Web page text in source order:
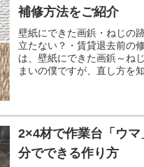
補修方法をご紹介
壁紙にできた画鋲・ねじの
立たない？・賃貸退去前の
は、壁紙にできた画鋲～ね
まいの僕ですが、直し方を
2×4材で作業台「ウ
分でできる作り方